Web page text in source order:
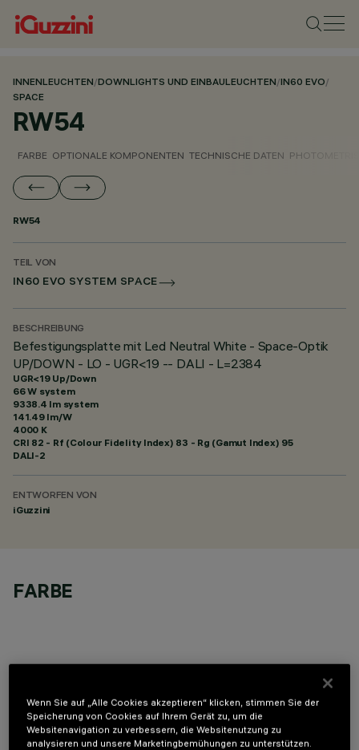
INNENLEUCHTEN/DOWNLIGHTS UND EINBAULEUCHTEN/IN60 EVO/
SPACE
RW54
FARBE OPTIONALE KOMPONENTEN TECHNISCHE DATEN
RW54
TEIL VON
IN60 EVO SYSTEM SPACE
BESCHREIBUNG
Befestigungsplatte mit Led Neutral White - Space-Optik
UP/DOWN - LO - UGR<19 -- DALI - L=2384
UGR<19 Up/Down
66 W system
9338.4 lm system
141.49 lm/W
4000 K
CRI 82 - Rf (Colour Fidelity Index) 83 - Rg (Gamut Index) 95
DALI-2
ENTWORFEN VON
iGuzzini
FARBE
OPTIONALE KOMPONENTEN
Wenn Sie auf „Alle Cookies akzeptieren“ klicken, stimmen Sie der
Speicherung von Cookies auf Ihrem Gerät zu, um die
Websitenavigation zu verbessern, die Websitenutzung zu
analysieren und unsere Marketingbemühungen zu unterstützen.